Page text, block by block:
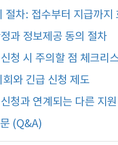
절차: 접수부터 지급까지
과 정보제공 동의 절차
청 시 주의할 점 체크리
와 긴급 신청 제도
청과 연계되는 다른 지
(Q&A)